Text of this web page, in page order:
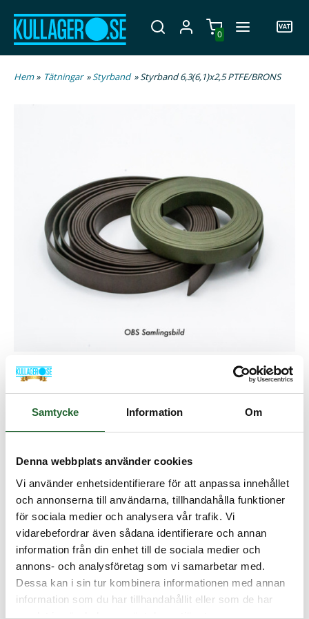
Samtycke Information Om
Denna webbplats använder cookies
Vi använder enhetsidentifierare för att anpassa innehållet
och annonserna till användarna, tillhandahålla funktioner
för sociala medier och analysera vår trafik. Vi
vidarebefordrar även sådana identifierare och annan
information från din enhet till de sociala medier och
annons- och analysföretag som vi samarbetar med.
Dessa kan i sin tur kombinera informationen med annan
information som du har tillhandahållit eller som de har
samlat in när du har använt deras tjänster.
0
Hem» Tätningar »Styrband » Styrband 6,3(6,1)x2,5 PTFE/BRONS
Styrband 6,3(6,1)x2,5
PTFE/BRONS
Artikelnamn:Styrband 6,3(6,1)x2,5 PTFE/BRONS
Artnr:SRB6325WEB
Lagerstatus:I lager
48,75 :-
Lägg i kundvagnen